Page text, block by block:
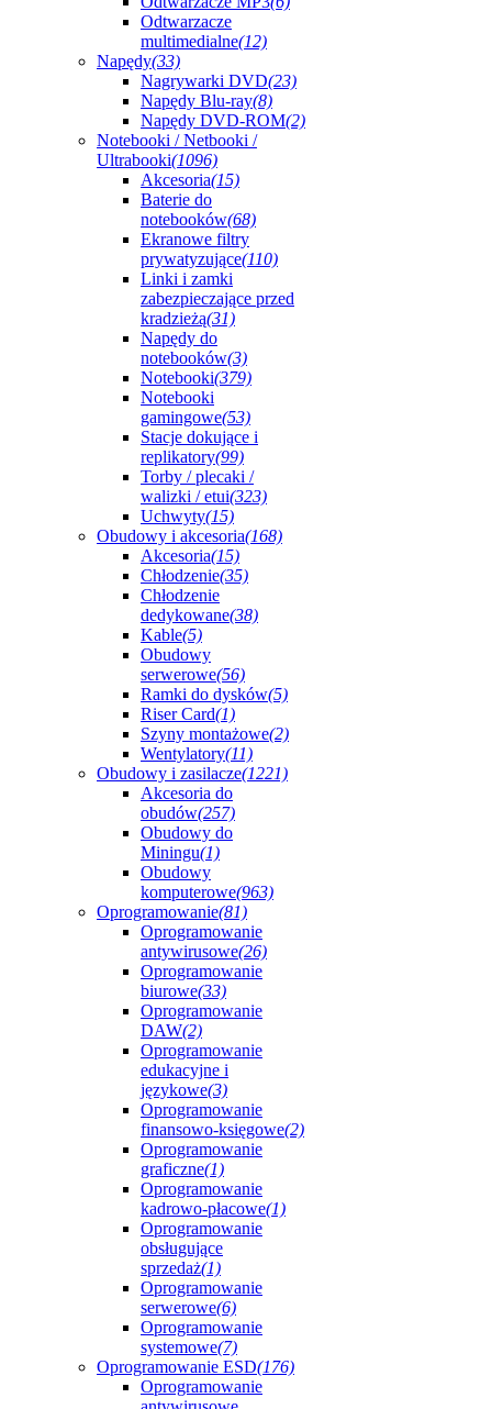
Odtwarzacze
multimedialne(12)
Napędy(33)
Nagrywarki DVD(23)
Napędy Blu-ray(8)
Napędy DVD-ROM(2)
Notebooki / Netbooki /
Ultrabooki(1096)
Akcesoria(15)
Baterie do
notebooków(68)
Ekranowe filtry
prywatyzujące(110)
Linki i zamki
zabezpieczające przed
kradzieżą(31)
Napędy do
notebooków(3)
Notebooki(379)
Notebooki
gamingowe(53)
Stacje dokujące i
replikatory(99)
Torby / plecaki /
walizki / etui(323)
Uchwyty(15)
Obudowy i akcesoria(168)
Akcesoria(15)
Chłodzenie(35)
Chłodzenie
dedykowane(38)
Kable(5)
Obudowy
serwerowe(56)
Ramki do dysków(5)
Riser Card(1)
Szyny montażowe(2)
Wentylatory(11)
Obudowy i zasilacze(1221)
Akcesoria do
obudów(257)
Obudowy do
Miningu(1)
Obudowy
komputerowe(963)
Oprogramowanie(81)
Oprogramowanie
antywirusowe(26)
Oprogramowanie
biurowe(33)
Oprogramowanie
DAW(2)
Oprogramowanie
edukacyjne i
językowe(3)
Oprogramowanie
finansowo-księgowe(2)
Oprogramowanie
graficzne(1)
Oprogramowanie
kadrowo-płacowe(1)
Oprogramowanie
obsługujące
sprzedaż(1)
Oprogramowanie
serwerowe(6)
Oprogramowanie
systemowe(7)
Oprogramowanie ESD(176)
Oprogramowanie